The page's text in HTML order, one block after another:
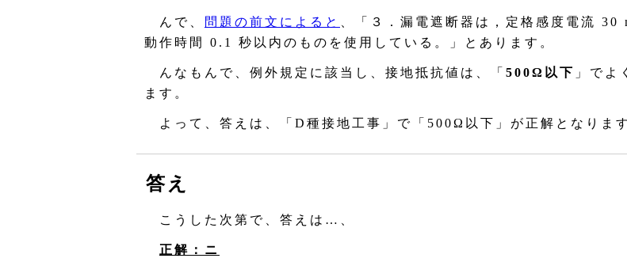
んで、 問題の前文によると 、「３．漏電遮断器は，定格感度電流 30
動作時間 0.1 秒以内のものを使用している。」とあります。
んなもんで、例外規定に該当し、接地抵抗値は、「 500Ω以下 」でよ
ます。
よって、答えは、「D種接地工事」で「500Ω以下」が正解となります
答え
こうした次第で、答えは…、
正解：ニ